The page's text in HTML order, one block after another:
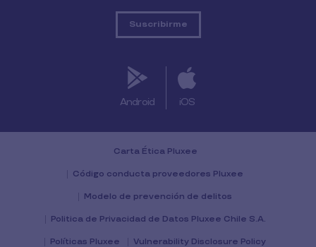
Android iOS
Carta Ética Pluxee
Código conducta proveedores Pluxee
Modelo de prevención de delitos
Politica de Privacidad de Datos Pluxee Chile S.A.
Políticas Pluxee Vulnerability Disclosure Policy